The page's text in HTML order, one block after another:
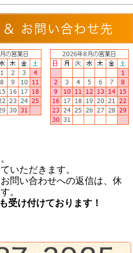
いただきます。
問い合わせへの返信は、休
。
受け付けております！